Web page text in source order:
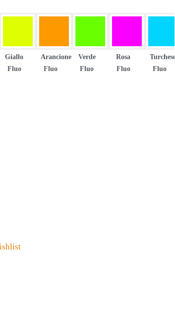
Giallo
Fluo
Arancione
Fluo
Verde
Fluo
Rosa
Fluo
Turchese
Fluo